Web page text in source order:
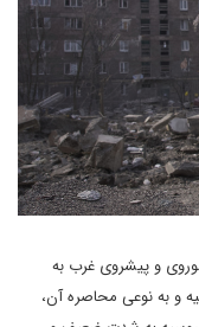
و پیشروی غرب به
و به نوعی محاصره آن،